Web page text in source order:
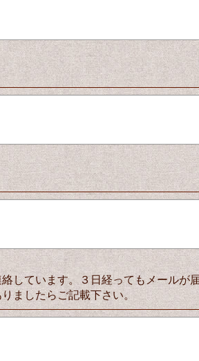
ています。３日経ってもメールが
ましたらご記載下さい。